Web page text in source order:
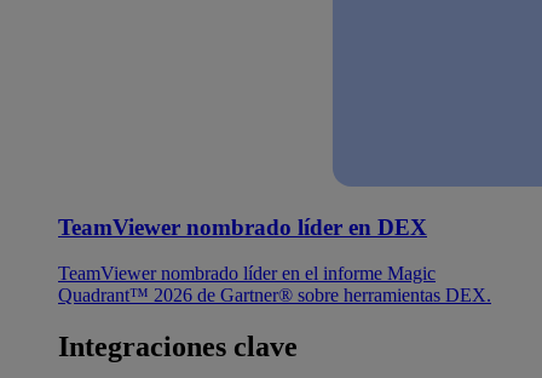
TeamViewer nombrado líder en DEX
TeamViewer nombrado líder en el informe Magic
Quadrant™ 2026 de Gartner® sobre herramientas DEX.
Integraciones clave